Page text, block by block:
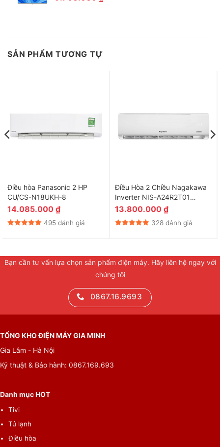
SẢN PHẨM TƯƠNG TỰ
Điều hòa Panasonic 2 HP
CU/CS-N18UKH-8
14.085.000 ₫
495 đánh giá
Điều Hòa 2 Chiều Nagakawa
Inverter NIS-A24R2T01
24000 BTU
13.800.000 ₫
328 đánh giá
Bạn cần tư vấn lựa chọn sản phẩm điện máy. Hãy liên hệ ngay với
chúng tôi
0867.16.9693
TỔNG KHO ĐIỆN MÁY GIA MINH
Gia Lâm - Hà Nội
Kỹ thuật & Bảo hành: 0867.169.693
Danh mục HOT
Tivi
Tủ lạnh
Điều hòa